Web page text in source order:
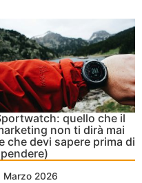
quello che il
non ti dirà mai
che devi sapere prima di
Marzo 2026